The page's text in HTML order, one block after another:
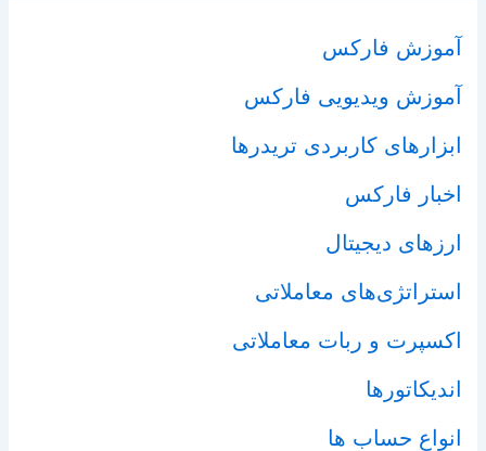
آموزش فارکس
آموزش ویدیویی فارکس
ابزارهای کاربردی تریدرها
اخبار فارکس
ارزهای دیجیتال
استراتژی‌های معاملاتی
اکسپرت و ربات معاملاتی
اندیکاتورها
انواع حساب ها